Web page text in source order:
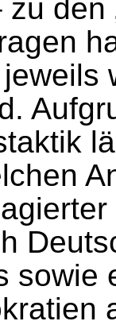
den
jeweils
sowie